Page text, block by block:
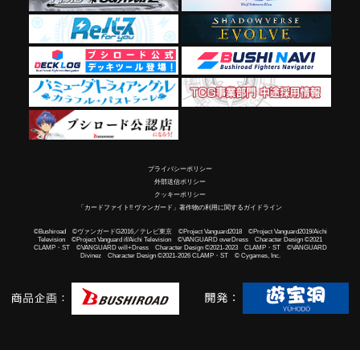
プライバシーポリシー
外部送信ポリシー
クッキーポリシー
「カードファイト!! ヴァンガード」著作物の利用に関するガイドライン
©Bushiroad ©ヴァンガードG2016／テレビ東京 ©Project Vanguard2018 ©Project Vanguard2019/Aichi
Television ©Project Vanguard if/Aichi Television ©VANGUARD overDress Character Design ©2021
CLAMP・ST ©VANGUARD will+Dress Character Design ©2021-2023 CLAMP・ST ©VANGUARD
Divinez Character Design ©2021-2026 CLAMP・ST © Cygames, Inc.